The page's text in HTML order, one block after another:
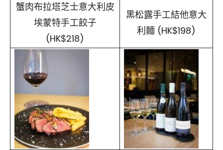
蟹肉布拉塔芝士意大利皮
埃蒙特手工餃子
(HK$218)
黑松露手工結他意大
利麵 (HK$198)